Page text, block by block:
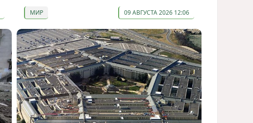
МИР 09 АВГУСТА 2026 12:06